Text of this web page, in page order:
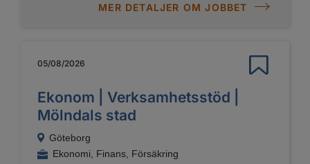
MER DETALJER OM JOBBET
05/08/2026
Ekonom | Verksamhetsstöd |
Mölndals stad
Göteborg
Ekonomi, Finans, Försäkring